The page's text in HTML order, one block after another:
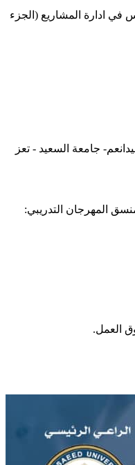
في ادارة المشاريع (الجزء
جامعة السعيد - تعز
المهرجان التدريبي:
العمل.